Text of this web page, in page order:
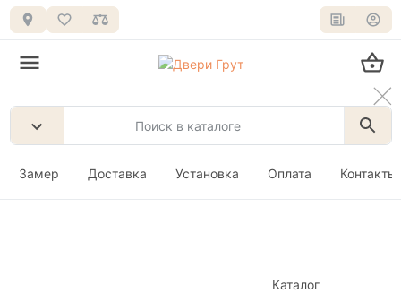
Замер Доставка Установка Оплата Контакты
Каталог